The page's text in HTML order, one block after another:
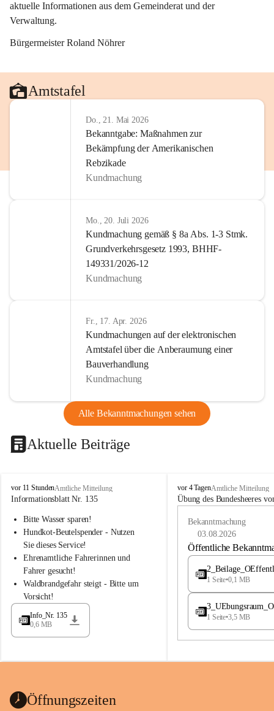
aktuelle Informationen aus dem Gemeinderat und der
Verwaltung.
Bürgermeister Roland Nöhrer
Amtstafel
Do., 21. Mai 2026
Bekanntgabe: Maßnahmen zur
Bekämpfung der Amerikanischen
Rebzikade
Kundmachung
Mo., 20. Juli 2026
Kundmachung gemäß § 8a Abs. 1-3 Stmk.
Grundverkehrsgesetz 1993, BHHF-
149331/2026-12
Kundmachung
Fr., 17. Apr. 2026
Kundmachungen auf der elektronischen
Amtstafel über die Anberaumung einer
Bauverhandlung
Kundmachung
Alle Bekanntmachungen sehen
Aktuelle Beiträge
B
u
h
a
d
l
a
vor 11 StundenAmtliche Mitteilung
Informationsblatt Nr. 135
Bitte Wasser sparen!
Hundkot-Beutelspender - Nutzen
Sie dieses Service!
Ehrenamtliche Fahrerinnen und
Fahrer gesucht!
Waldbrandgefahr steigt - Bitte um
Vorsicht!
Info_Nr. 135
0,6 MB
B
u
e
a
vor 4 TagenAmtliche Mitteilung
Übung des Bundesheeres
Bekanntmachung
03.08.2026
Öffentliche
1 Seite•0,1 MB
1 Seite•3,5 MB
Öffnungszeiten